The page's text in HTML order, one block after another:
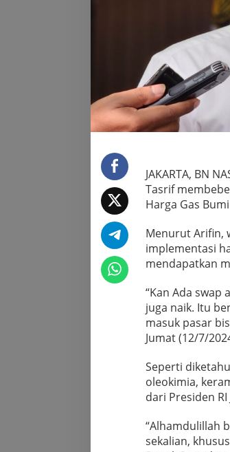
JAKARTA, BN
Tasrif
Harga Gas
Menurut Arifin,
implementasi
mendapatkan
“Kan Ada
juga naik. Itu
masuk pasar
Jumat (12/7/
Seperti
oleokimia,
dari Presiden
“Alhamdulillah
sekalian,